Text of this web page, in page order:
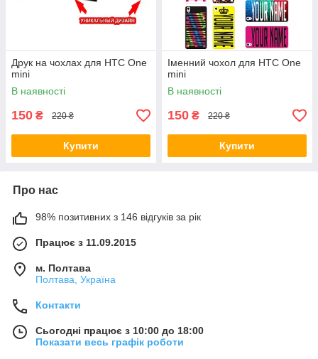
Друк на чохлах для HTC One
mini
В наявності
150 ₴ 220 ₴
Купити
Іменний чохол для HTC One
mini
В наявності
150 ₴ 220 ₴
Купити
Про нас
98% позитивних з 146 відгуків за рік
Працює з 11.09.2015
м. Полтава
Полтава, Україна
Контакти
Сьогодні працює з 10:00 до 18:00
Показати весь графік роботи